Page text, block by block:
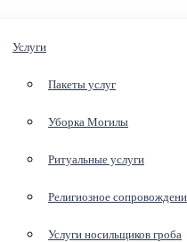
Услуги
Пакеты услуг
Уборка Могилы
Ритуальные услуги
Религиозное
Услуги носильщиков гроба